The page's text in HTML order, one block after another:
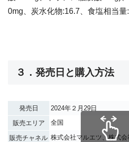
0mg、炭水化物:16.7、食塩相当量
３．発売日と購入方法
発売日
2024年２月29日
販売エリア
全国
販売チャネル 株式会社マルエツ、株式